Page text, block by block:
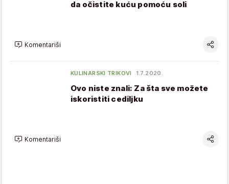
da očistite kuću pomoću soli
Komentariši
KULINARSKI TRIKOVI 1.7.2020.
Ovo niste znali: Za šta sve možete
iskoristiti cediljku
Komentariši